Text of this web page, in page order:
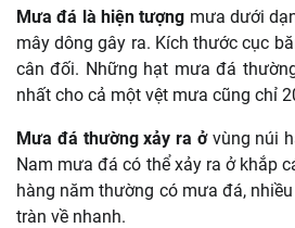
Mưa đá là hiện tượng mưa dưới
mây dông gây ra. Kích thước cục
cân đối. Những hạt mưa đá
nhất cho cả một vệt mưa cũng chỉ
Mưa đá thường xảy ra ởvùng núi
Nam mưa đá có thể xảy ra ở khắp
hàng năm thường có mưa đá,
tràn về nhanh.